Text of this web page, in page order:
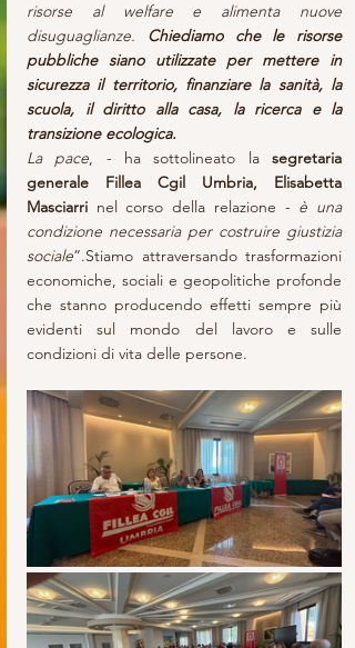
risorse al welfare e alimenta nuove
disuguaglianze. Chiediamo che le risorse
pubbliche siano utilizzate per mettere in
sicurezza il territorio, finanziare la sanità, la
scuola, il diritto alla casa, la ricerca e la
transizione ecologica.
La pace, - ha sottolineato la segretaria
generale Fillea Cgil Umbria, Elisabetta
Masciarri nel corso della relazione - è una
condizione necessaria per costruire giustizia
sociale”.Stiamo attraversando trasformazioni
economiche, sociali e geopolitiche profonde
che stanno producendo effetti sempre più
evidenti sul mondo del lavoro e sulle
condizioni di vita delle persone.